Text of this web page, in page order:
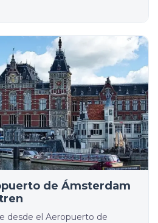
de Ámsterdam
desde el Aeropuerto de